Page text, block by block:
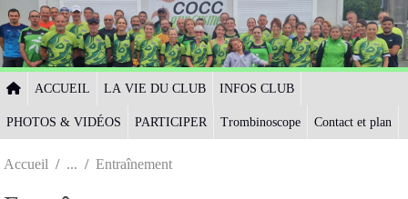
ACCUEIL LA VIE DU CLUB INFOS CLUB
PHOTOS & VIDÉOS PARTICIPER Trombinoscope Contact et plan
Accueil Entraînement
Panneau de gestion des cookies